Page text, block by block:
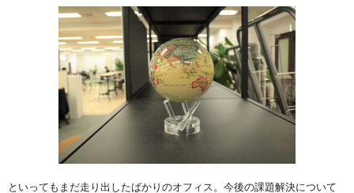
といってもまだ走り出したばかりのオフィス。今後の課題解決について